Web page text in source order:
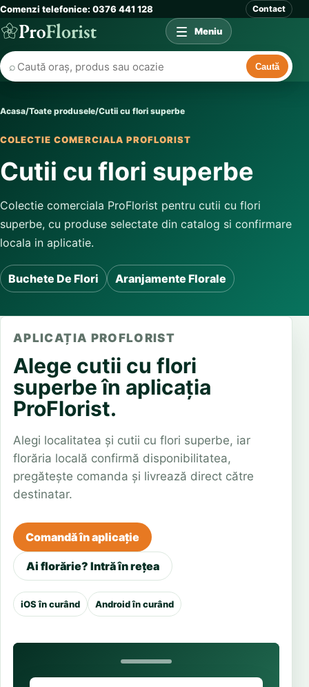
Comenzi telefonice: 0376 441 128 Contact
⌕ Caută
Meniu
Acasa/Toate produsele/Cutii cu flori superbe
COLECTIE COMERCIALA PROFLORIST
Cutii cu flori superbe
Colectie comerciala ProFlorist pentru cutii cu flori
superbe, cu produse selectate din catalog si confirmare
locala in aplicatie.
Buchete De Flori Aranjamente Florale
APLICAȚIA PROFLORIST
Alege cutii cu flori
superbe în aplicația
ProFlorist.
Alegi localitatea și cutii cu flori superbe, iar
florăria locală confirmă disponibilitatea,
pregătește comanda și livrează direct către
destinatar.
Comandă în aplicație
Ai florărie? Intră în rețea
iOS în curând Android în curând